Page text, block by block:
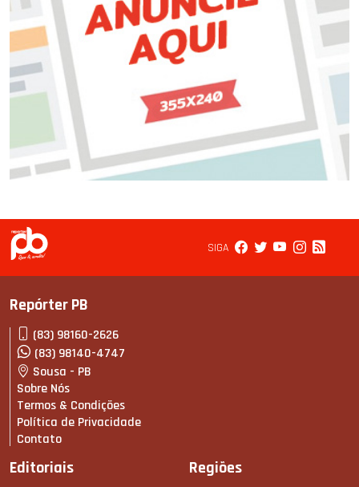
SIGA
Repórter PB
(83) 98160-2626
(83) 98140-4747
Sousa - PB
Sobre Nós
Termos & Condições
Política de Privacidade
Contato
Editoriais Regiões